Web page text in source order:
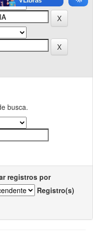
busca.
registros por
Registro(s)